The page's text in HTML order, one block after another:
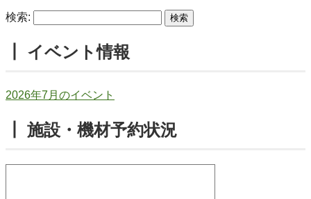
検索:
┃ イベント情報
2026年7月のイベント
┃ 施設・機材予約状況